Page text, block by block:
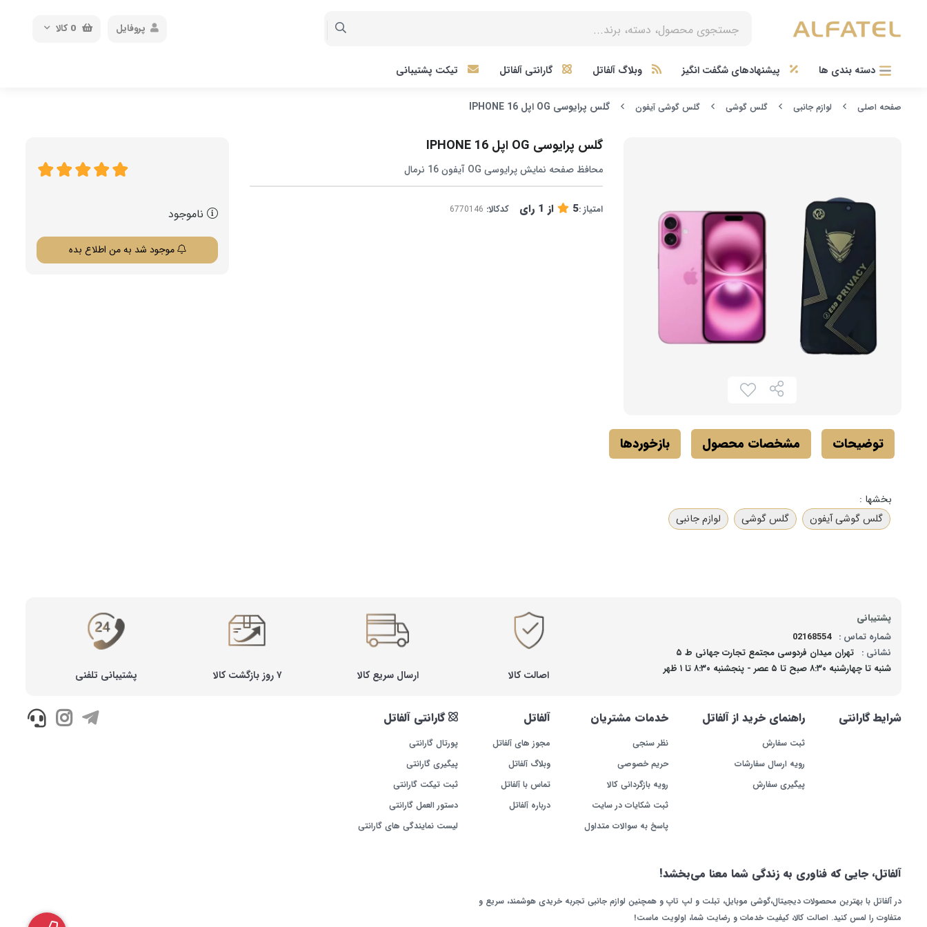
0 کالا پروفایل
دسته بندی ها پیشنهادهای شگفت انگیز وبلاگ آلفاتل گارانتی آلفاتل تیکت پشتیبانی
صفحه اصلی لوازم جانبی گلس گوشی گلس گوشی آیفون گلس پرایوسی OG اپل IPHONE 16
گلس پرایوسی OG اپل IPHONE 16
محافظ صفحه نمایش پرایوسی OG آیفون 16 نرمال
امتیاز :5 از 1 رای کدکالا: ناموجود
موجود شد به من اطلاع بده
توضیحات مشخصات محصول بازخوردها
بخشها :
گلس گوشی آیفون
گلس گوشی لوازم جانبی
پشتیبانی
شماره تماس : 02168554
نشانی : تهران میدان فردوسی مجتمع تجارت جهانی ط ۵
شنبه تا چهارشنبه ۸:۳۰ صبح تا ۵ عصر - پنجشنبه ۸:۳۰ تا ۱ ظهر
اصالت کالا ارسال سریع کالا ۷ روز بازگشت کالا پشتیبانی تلفنی
شرایط گارانتی راهنمای خرید از آلفاتل
ثبت سفارش
رویه ارسال سفارشات
پیگیری سفارش
خدمات مشتریان
نظر سنجی
حریم خصوصی
رویه بازگردانی کالا
ثبت شکایات در سایت
پاسخ به سوالات متداول
آلفاتل
مجوز های آلفاتل
وبلاگ آلفاتل
تماس با آلفاتل
درباره آلفاتل
گارانتی آلفاتل
پورتال گارانتی
پیگیری گارانتی
ثبت تیکت گارانتی
دستور العمل گارانتی
لیست نمایندگی های گارانتی
آلفاتل، جایی که فناوری به زندگی شما معنا می‌بخشد!
در آلفاتل با بهترین محصولات دیجیتال،گوشی موبایل، تبلت و لپ تاپ و همچنین لوازم جانبی تجربه خریدی هوشمند، سریع و
متفاوت را لمس کنید. اصالت کالا، کیفیت خدمات و رضایت شما، اولویت ماست!